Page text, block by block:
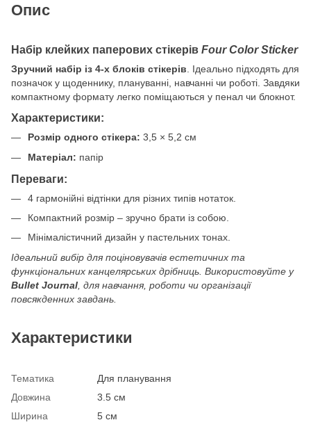
Опис
Набір клейких паперових стікерів Four Color Sticker
Зручний набір із 4-х блоків стікерів . Ідеально підходять для
позначок у щоденнику, плануванні, навчанні чи роботі. Завдяки
компактному формату легко поміщаються у пенал чи блокнот.
Характеристики:
Розмір одного стікера: 3,5 × 5,2 см
Матеріал: папір
Переваги:
4 гармонійні відтінки для різних типів нотаток.
Компактний розмір – зручно брати із собою.
Мінімалістичний дизайн у пастельних тонах.
Ідеальний вибір для поціновувачів естетичних та
функціональних канцелярських дрібниць. Використовуйте у
Bullet Journal , для навчання, роботи чи організації
повсякденних завдань.
Характеристики
Тематика
Для планування
Довжина
3.5 см
Ширина
5 см